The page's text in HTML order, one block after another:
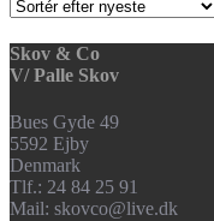
Skov & Co
V/ Palle Skov
Bues Gyde 49
5592 Ejby
Denmark
Tlf.: 24 84 25 91
Mail: skovco@live.dk